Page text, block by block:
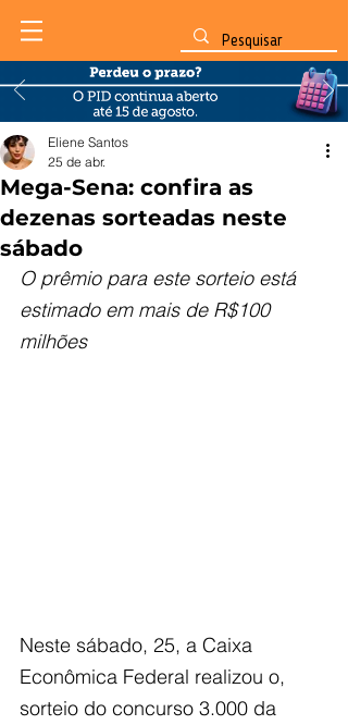
Mega-Sena: confira as
dezenas sorteadas neste
sábado
Eliene Santos
25 de abr.
O prêmio para este sorteio está
estimado em mais de R$100
milhões
Neste sábado, 25, a Caixa
Econômica Federal realizou o,
sorteio do concurso 3.000 da